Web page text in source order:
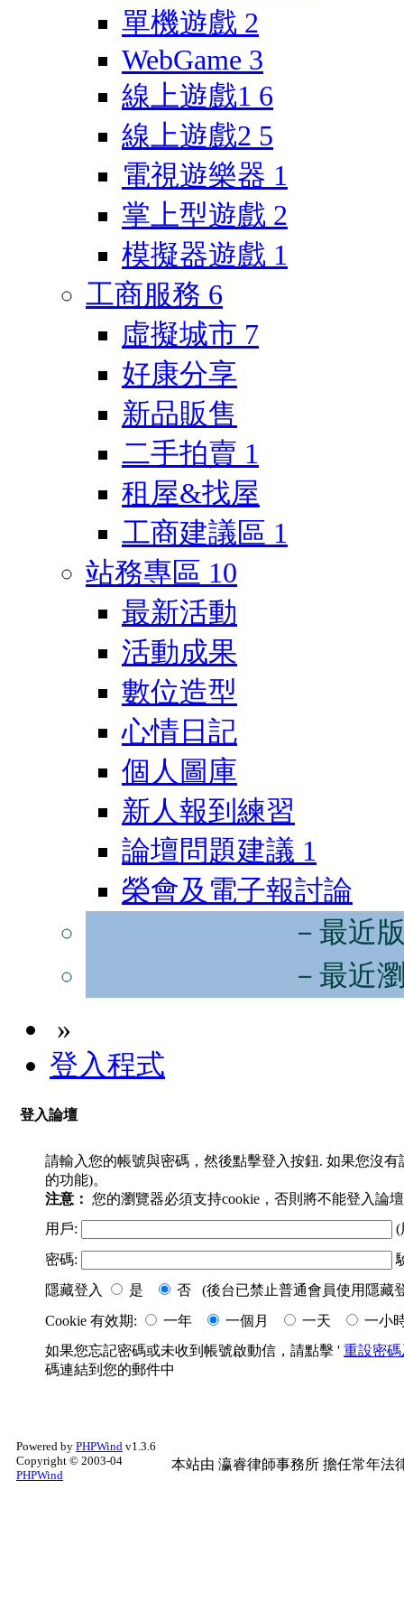
單機遊戲 2
WebGame 3
線上遊戲1 6
線上遊戲2 5
電視遊樂器 1
掌上型遊戲 2
模擬器遊戲 1
工商服務 6
虛擬城市 7
好康分享
新品販售
二手拍賣 1
租屋&找屋
工商建議區 1
站務專區 10
最新活動
活動成果
數位造型
心情日記
個人圖庫
新人報到練習
論壇問題建議 1
榮會及電子報討論
－最近
－最近
»
登入程式
登入論壇
請輸入您的帳號與密碼，然後點擊登入按鈕. 如果您沒
的功能)。
注意： 您的瀏覽器必須支持cookie，否則將不能登入論
用戶:
(
密碼:
隱藏登入
是
否 (後台已禁止普通會員使用隱藏
Cookie 有效期:
一年 一個月 一天
一小
如果您忘記密碼或未收到帳號啟動信，請點擊 ' 重設密
碼連結到您的郵件中
Powered by PHPWind v1.3.6
Copyright © 2003-04
PHPWind
本站由 瀛睿律師事務所 擔任常年法